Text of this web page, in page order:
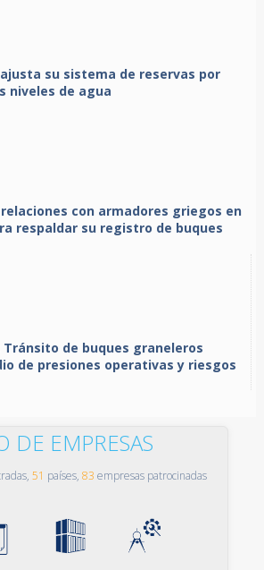
su sistema de reservas por
niveles de agua
con armadores griegos en
respaldar su registro de buques
Tránsito de buques graneleros
de presiones operativas y riesgos
DE EMPRESAS
51 países, 83 empresas patrocinadas